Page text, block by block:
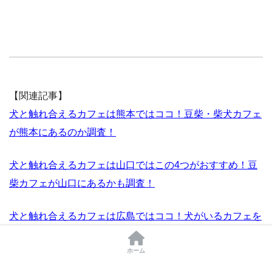
【関連記事】
犬と触れ合えるカフェは熊本ではココ！豆柴・柴犬カフェ
が熊本にあるのか調査！
犬と触れ合えるカフェは山口ではこの4つがおすすめ！豆
柴カフェが山口にあるかも調査！
犬と触れ合えるカフェは広島ではココ！犬がいるカフェを
ホーム